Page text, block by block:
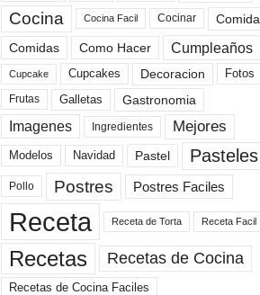
Cocina Cocina Facil Cocinar
Comida
Comidas
Como Hacer Cumpleaños
Cupcake Cupcakes Decoracion Fotos
Frutas Galletas Gastronomia
Imagenes Ingredientes Mejores
Modelos Navidad Pastel Pasteles
Pollo Postres Postres Faciles
Receta Receta de Torta Receta Facil
Recetas Recetas de Cocina
Recetas de Cocina Faciles